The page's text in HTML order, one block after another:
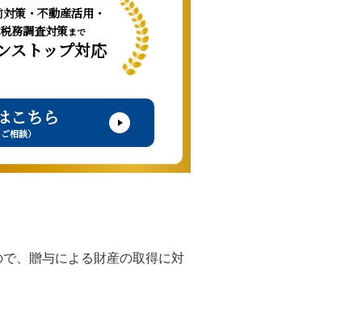
策・不動産活用・
税務調査対策まで
ストップ対応
こちら
相談）
、贈与による財産の取得に対